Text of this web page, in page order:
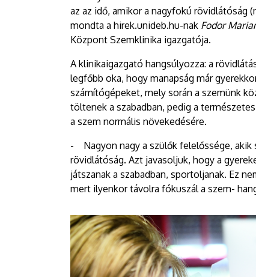
az az idő, amikor a nagyfokú rövidlátóság
mondta a hirek.unideb.hu-nak Fodor
Központ Szemklinika igazgatója.
A klinikaigazgató hangsúlyozza: a
legfőbb oka, hogy manapság már
számítógépeket, mely során a szemünk
töltenek a szabadban, pedig a
a szem normális növekedésére.
- Nagyon nagy a szülők felelőssége, akik
rövidlátóság. Azt javasoljuk, hogy a
játszanak a szabadban, sportoljanak. Ez
mert ilyenkor távolra fókuszál a szem-